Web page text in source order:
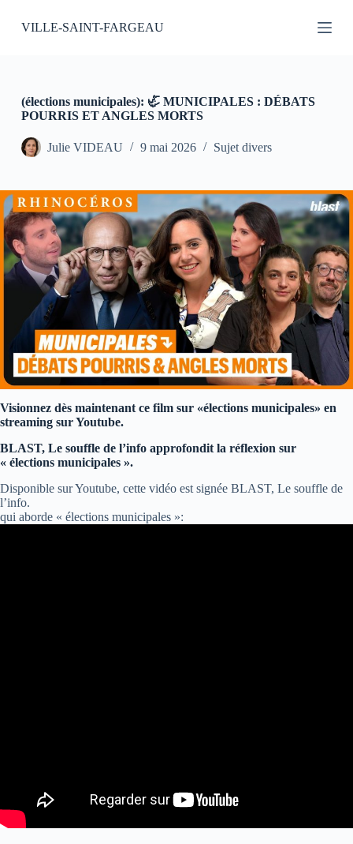
u
o
n
u
VILLE-SAINT-FARGEAU
(élections municipales): 🦏 MUNICIPALES : DÉBATS
POURRIS ET ANGLES MORTS
Julie VIDEAU 9 mai 2026 Sujet divers
Visionnez dès maintenant ce film sur «élections municipales» en
streaming sur Youtube.
BLAST, Le souffle de l’info approfondit la réflexion sur
« élections municipales ».
Disponible sur Youtube, cette vidéo est signée BLAST, Le souffle de
l’info.
qui aborde « élections municipales »: